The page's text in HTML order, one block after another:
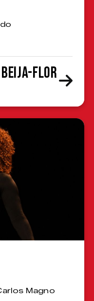
Flor
Magno